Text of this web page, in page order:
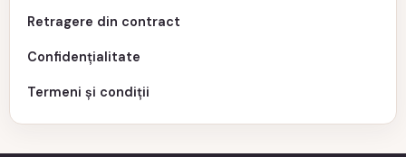
Retragere din contract
Confidențialitate
Termeni și condiții